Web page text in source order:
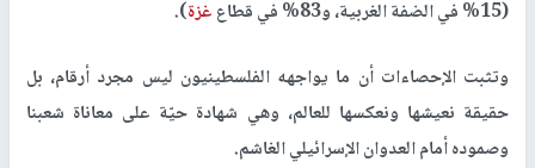
(15% في الضفة الغربية، و83% في قطاع
غزة).
وتثبت الإحصاءات أن ما يواجهه الفلسطينيون ليس مجرد أرقام، بل
حقيقة نعيشها ونعكسها للعالم، وهي شهادة حيّة على معاناة شعبنا
وصموده أمام العدوان الإسرائيلي الغاشم.